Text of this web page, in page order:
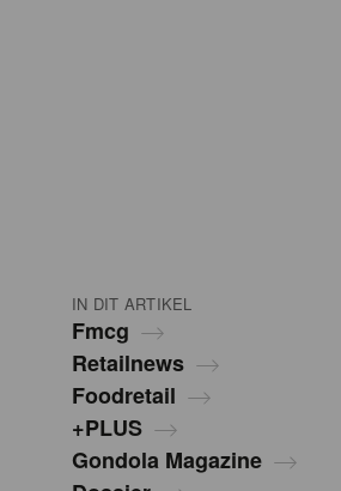
IN DIT ARTIKEL
Fmcg
Retailnews
Foodretail
+PLUS
Gondola Magazine